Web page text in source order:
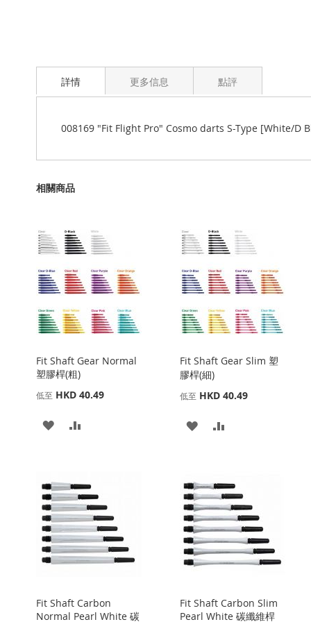
詳情
008169 "Fit Flight Pro" Cosmo darts S-Type [White/D
更多信息 點評
相關商品
Fit Shaft Gear Normal
塑膠桿(粗)
低至 HKD 40.49
添
收
藏
夾
比
較
Fit Shaft Gear Slim 塑
膠桿(細)
低至 HKD 40.49
添
收
藏
夾
比
較
Fit Shaft Carbon
Normal Pearl White 碳
Fit Shaft Carbon Slim
Pearl White 碳纖維桿